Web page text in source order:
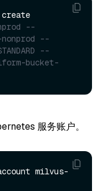
--
--
--
bucket-
服务账户。
milvus-